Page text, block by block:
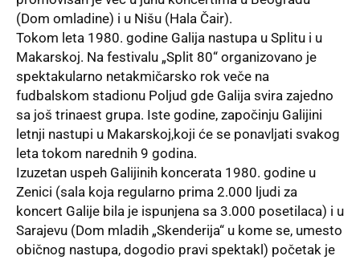
(Dom omladine) i u Nišu (Hala Čair).
Tokom leta 1980. godine Galija nastupa u Splitu i u
Makarskoj. Na festivalu „Split 80“ organizovano je
spektakularno netakmičarsko rok veče na
fudbalskom stadionu Poljud gde Galija svira zajedno
sa još trinaest grupa. Iste godine, započinju Galijini
letnji nastupi u Makarskoj,koji će se ponavljati svakog
leta tokom narednih 9 godina.
Izuzetan uspeh Galijinih koncerata 1980. godine u
Zenici (sala koja regularno prima 2.000 ljudi za
koncert Galije bila je ispunjena sa 3.000 posetilaca) i u
Sarajevu (Dom mladih „Skenderija“ u kome se, umesto
običnog nastupa, dogodio pravi spektakl) početak je